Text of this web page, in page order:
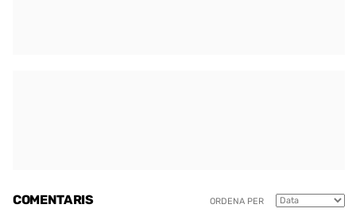
COMENTARIS ORDENA PER